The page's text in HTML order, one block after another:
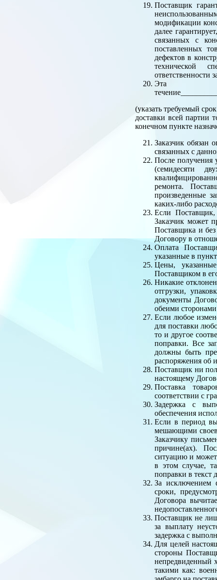
Поставщик
модификации
далее
связанных с
поставленных
дефектов в
технической
ответственности
Эта
(указать требуемый
доставки всей партии
конечном пункте
Заказчик обязан
связанных с
После получения
(семидесяти
ремонта.
произведенные
каких-либо
Если Поставщик,
Заказчик может
Поставщика и
Договору в
Оплата
указанные в
Цены,
Поставщиком в
Никакие
отгрузки,
документы
обеими
Если любое
для поставки
то и другое
поправки. Все
должны быть
распоряжения об
Поставщик ни
настоящему
Поставка
соответствии с
Задержка с
обеспечения
Если в период
мешающими
Заказчику
причине(ах).
ситуацию и
в этом случае,
поправки в текст
За исключением
сроки,
Договора
Поставщик не
за выплату
задержка с
Для целей
стороны
непредвиденный
такими как: